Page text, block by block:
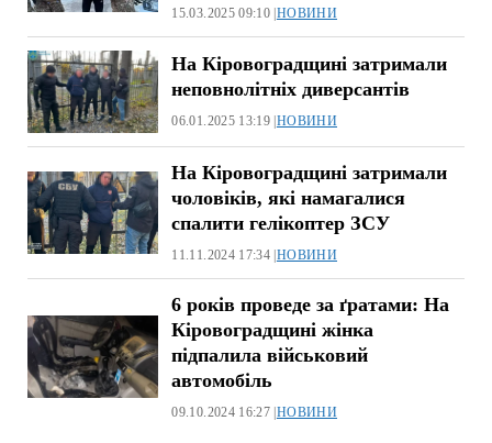
15.03.2025 09:10 |НОВИНИ
На Кіровоградщині затримали
неповнолітніх диверсантів
06.01.2025 13:19 | НОВИНИ
На Кіровоградщині затримали
чоловіків, які намагалися
спалити гелікоптер ЗСУ
11.11.2024 17:34 |НОВИНИ
6 років проведе за ґратами: На
Кіровоградщині жінка
підпалила військовий
автомобіль
09.10.2024 16:27 |НОВИНИ